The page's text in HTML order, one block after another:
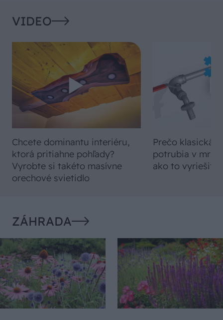
VIDEO
Chcete dominantu interiéru,
ktorá pritiahne pohľady?
Vyrobte si takéto masívne
orechové svietidlo
Prečo klasická
potrubia v
ako to vyriešiť
ZÁHRADA